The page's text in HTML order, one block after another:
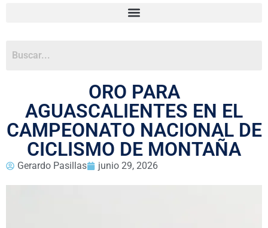
ORO PARA
AGUASCALIENTES EN EL
CAMPEONATO NACIONAL DE
CICLISMO DE MONTAÑA
Gerardo Pasillas junio 29, 2026